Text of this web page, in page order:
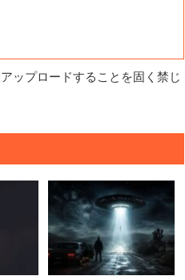
ップロードすることを固く禁じ